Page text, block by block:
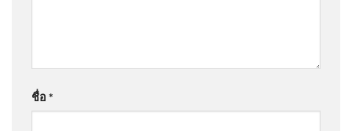
@JaonayDG
ชื่อ *